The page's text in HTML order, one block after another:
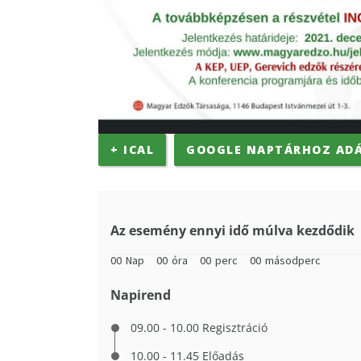
+ ICAL GOOGLE NAPTÁRHOZ
Az esemény ennyi idő múlva kezdődik
00 Nap 00 óra 00 perc 00 másodperc
Napirend
09.00 - 10.00 Regisztráció
10.00 - 11.45 Előadás